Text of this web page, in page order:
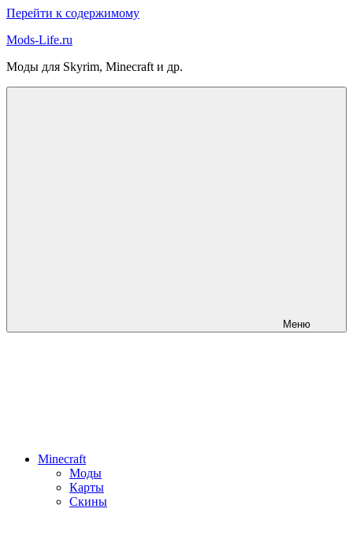
Перейти к содержимому
Mods-Life.ru
Моды для Skyrim, Minecraft и др.
Меню
Minecraft
Моды
Карты
Скины